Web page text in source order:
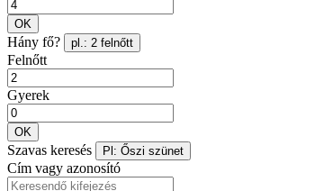
OK
Hány fő? pl.: 2 felnőtt
Felnőtt
Gyerek
OK
Szavas keresés Pl: Őszi szünet
Cím vagy azonosító